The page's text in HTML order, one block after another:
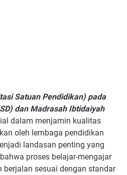
Satuan Pendidikan) pada
dan Madrasah Ibtidaiyah
dalam menjamin kualitas
oleh lembaga pendidikan
landasan penting yang
proses belajar-mengajar
berjalan sesuai dengan standar